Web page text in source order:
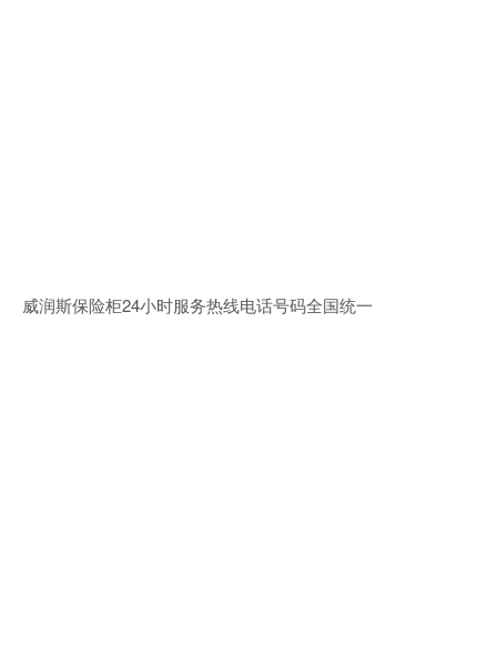
威润斯保险柜24小时服务热线电话号码全国统一